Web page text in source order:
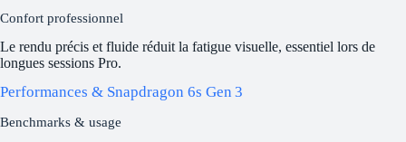
Confort professionnel
Le rendu précis et fluide réduit la fatigue visuelle, essentiel lors de
longues sessions Pro.
Performances & Snapdragon 6s Gen 3
Benchmarks & usage